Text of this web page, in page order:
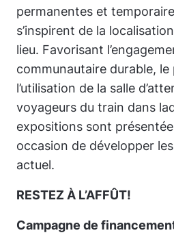
permanentes et
s’inspirent de la
lieu. Favorisant
communautaire durable,
l’utilisation de la salle
voyageurs du train dans
expositions sont
occasion de développer
actuel.
RESTEZ À L’AFFÛT!
Campagne de